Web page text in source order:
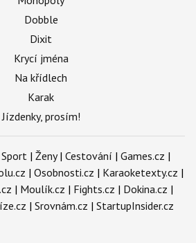
Dobble
Dixit
Krycí jména
Na křídlech
Karak
Jízdenky, prosím!
Sport | Ženy| Cestování | Games.cz |
| Osobnosti.cz | Karaoketexty.cz |
| Moulík.cz | Fights.cz | Dokina.cz |
| Srovnám.cz | StartupInsider.cz